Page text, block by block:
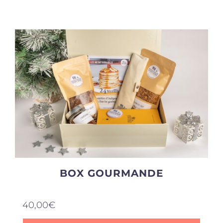
Produits sains
Click and collect
Traiteur
Cours
Accessoires
BOX GOURMANDE
40,00€